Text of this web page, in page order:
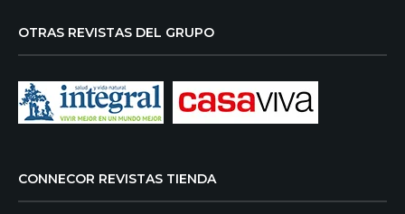
OTRAS REVISTAS DEL GRUPO
CONNECOR REVISTAS TIENDA